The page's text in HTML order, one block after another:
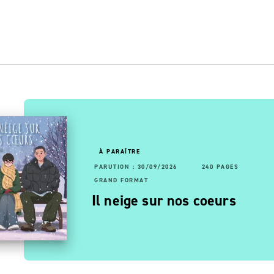
PAGES: 24/06/2026
192 PAGES
FORMAT
6ème sans problème
À PARAÎTRE
PARUTION : 30/09/2026
240 PAGES
GRAND FORMAT
Il neige sur nos coeurs